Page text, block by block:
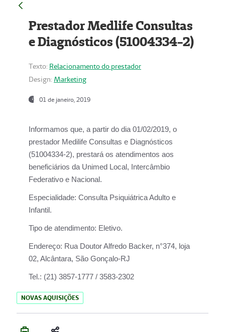
Prestador Medlife Consultas
e Diagnósticos (51004334-2)
Texto: Relacionamento do prestador
Design: Marketing
01 de janeiro, 2019
Informamos que, a partir do dia 01/02/2019, o
prestador Medilife Consultas e Diagnósticos
(51004334-2), prestará os atendimentos aos
beneficiários da Unimed Local, Intercâmbio
Federativo e Nacional.
Especialidade: Consulta Psiquiátrica Adulto e
Infantil.
Tipo de atendimento: Eletivo.
Endereço: Rua Doutor Alfredo Backer, n°374, loja
02, Alcântara, São Gonçalo-RJ
Tel.: (21) 3857-1777 / 3583-2302
NOVAS AQUISIÇÕES